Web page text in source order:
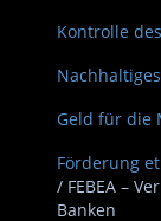
Kontrolle
Geld für die
Förderung
/ FEBEA –
Banken